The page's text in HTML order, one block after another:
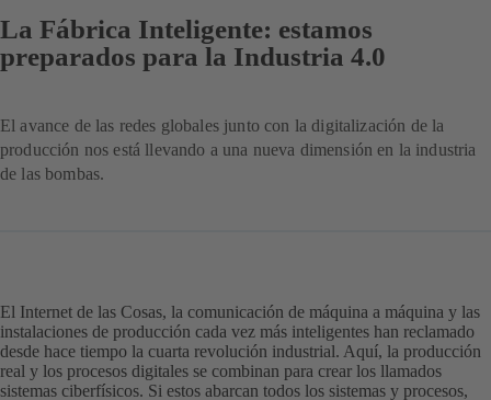
La Fábrica Inteligente: estamos
preparados para la Industria 4.0
El avance de las redes globales junto con la digitalización de la
producción nos está llevando a una nueva dimensión en la industria
de las bombas.
El Internet de las Cosas, la comunicación de máquina a máquina y las
instalaciones de producción cada vez más inteligentes han reclamado
desde hace tiempo la cuarta revolución industrial. Aquí, la producción
real y los procesos digitales se combinan para crear los llamados
sistemas ciberfísicos. Si estos abarcan todos los sistemas y procesos,